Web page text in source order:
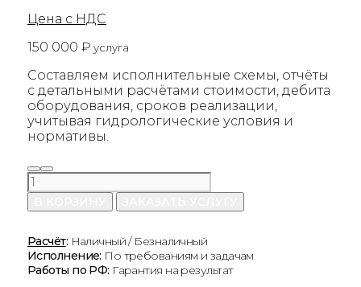
Цена с НДС
150 000 ₽ услуга
Составляем исполнительные схемы, отчёты
с детальными расчётами стоимости, дебита
оборудования, сроков реализации,
учитывая гидрологические условия и
нормативы.
Количество
товара
Исполнительная
и
тендеры
Расчёт: Наличный / Безналичный
Исполнение: По требованиям и задачам
Работы по РФ: Гарантия на результат